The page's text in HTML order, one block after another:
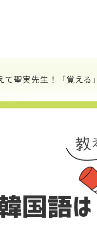
て聖実先生！「覚える